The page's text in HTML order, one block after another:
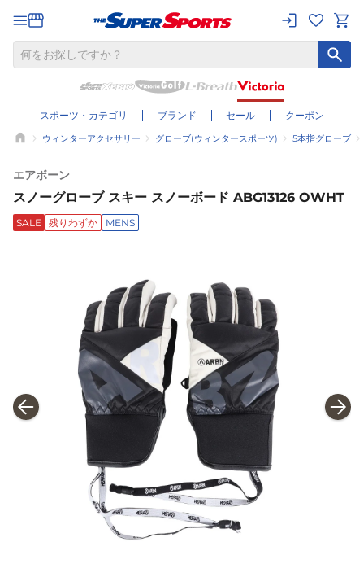
スポーツ・カテゴリ ブランド セール クーポン
ウィンターアクセサリー グローブ(ウィンタースポーツ) 5本指グローブ
エアボーン
スノーグローブ スキー スノーボード ABG13126 OWHT
SALE 残りわずか MENS